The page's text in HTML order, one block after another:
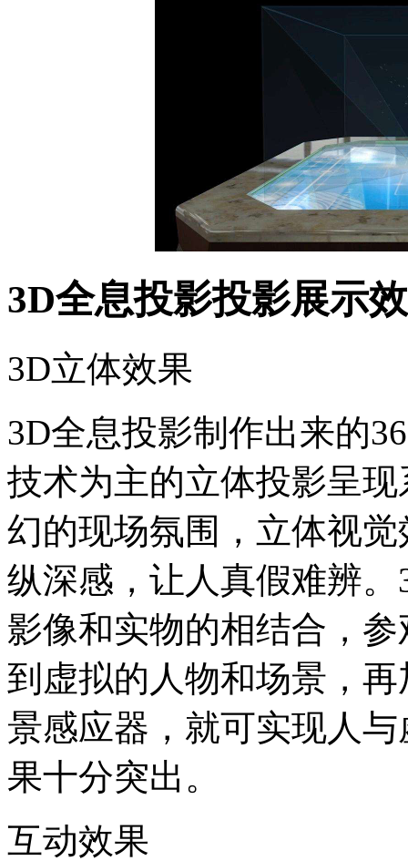
3D全息投影投影展示
3D立体效果
3D全息投影制作出来的
技术为主的立体投影呈
幻的现场氛围，立体视
纵深感，让人真假难辨
影像和实物的相结合，
到虚拟的人物和场景，
景感应器，就可实现人
果十分突出。
互动效果